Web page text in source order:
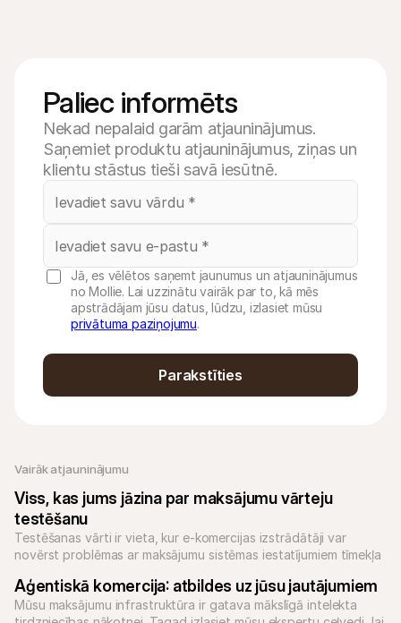
Vairāk atjauninājumu
Viss, kas jums jāzina par maksājumu vārteju
testēšanu
Testēšanas vārti ir vieta, kur e-komercijas izstrādātāji var
novērst problēmas ar maksājumu sistēmas iestatījumiem tīmekļa
uzņēmumu.
Aģentiskā komercija: atbildes uz jūsu jautājumiem
Mūsu maksājumu infrastruktūra ir gatava mākslīgā intelekta
Paliec informēts
Nekad nepalaid garām atjauninājumus.
Saņemiet produktu atjauninājumus, ziņas un
klientu stāstus tieši savā iesūtnē.
Jā, es vēlētos saņemt jaunumus un atjauninājumus
no Mollie. Lai uzzinātu vairāk par to, kā mēs
apstrādājam jūsu datus, lūdzu, izlasiet mūsu
privātuma paziņojumu.
Parakstīties